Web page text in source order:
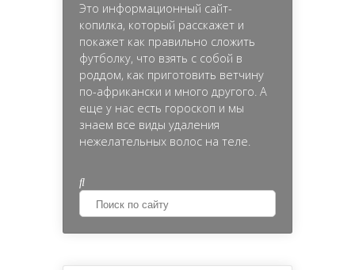
Это информационный сайт-
копилка, который расскажет и
покажет как правильно сложить
футболку, что взять с собой в
роддом, как приготовить ветчину
по-африкански и много другого. А
еще у нас есть гороскоп и мы
знаем все виды удаления
нежелательных волос на теле.